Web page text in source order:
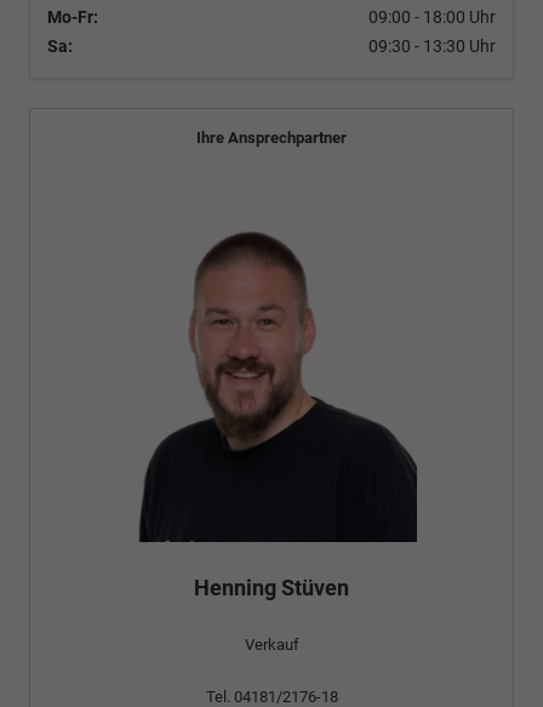
Mo-Fr:
09:00 - 18:00 Uhr
Sa:
09:30 - 13:30 Uhr
Ihre Ansprechpartner
Henning Stüven
Verkauf
Tel. 04181/2176-18